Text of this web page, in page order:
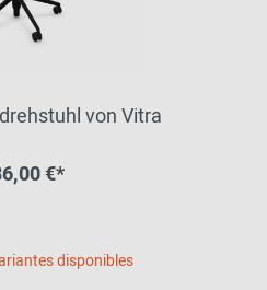
von Vitra
€*
disponibles